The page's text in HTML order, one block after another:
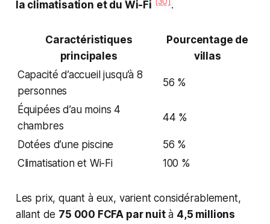
la climatisation et du Wi-Fi .
Caractéristiques
principales
Pourcentage de
villas
Capacité d’accueil jusqu’à 8
personnes
56 %
Équipées d’au moins 4
chambres
44 %
Dotées d’une piscine
56 %
Climatisation et Wi-Fi
100 %
Les prix, quant à eux, varient considérablement,
allant de 75 000 FCFA par nuità 4,5 millions